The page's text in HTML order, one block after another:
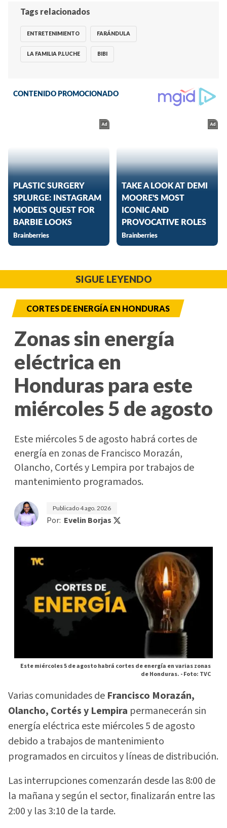
Tags relacionados
ENTRETENIMIENTO FARÁNDULA
LA FAMILIA P.LUCHE BIBI
SIGUE LEYENDO
CORTES DE ENERGÍA EN HONDURAS
Zonas sin energía
eléctrica en
Honduras para este
miércoles 5 de agosto
Este miércoles 5 de agosto habrá cortes de
energía en zonas de Francisco Morazán,
Olancho, Cortés y Lempira por trabajos de
mantenimiento programados.
Publicado4 ago. 2026
Por: Evelin Borjas
Este miércoles 5 de agosto habrá cortes de energía en varias zonas
de Honduras. -Foto: TVC
Varias comunidades de Francisco Morazán,
Olancho, Cortés y Lempira permanecerán sin
energía eléctrica este miércoles 5 de agosto
debido a trabajos de mantenimiento
programados en circuitos y líneas de distribución.
Las interrupciones comenzarán desde las 8:00 de
la mañana y según el sector, finalizarán entre las
2:00 y las 3:10 de la tarde.